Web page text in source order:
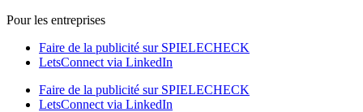
Pour les entreprises
Faire de la publicité sur SPIELECHECK
LetsConnect via LinkedIn
Faire de la publicité sur SPIELECHECK
LetsConnect via LinkedIn